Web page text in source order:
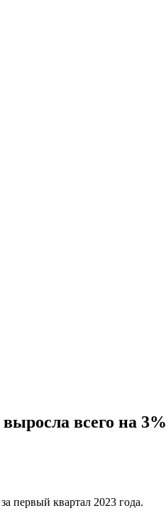
всего на 3%
первый квартал 2023 года.